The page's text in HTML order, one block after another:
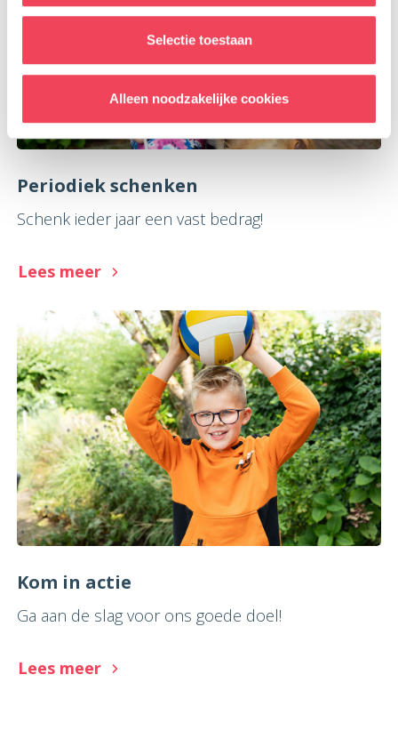
Selectie toestaan
Alleen noodzakelijke cookies
Periodiek schenken
Schenk ieder jaar een vast bedrag!
Lees meer
Kom in actie
Ga aan de slag voor ons goede doel!
Lees meer